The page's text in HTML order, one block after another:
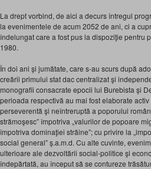
La drept vorbind, de aici a decurs întregul
la evenimentele de acum 2052 de ani, ci a
îndelungat care a fost pus la dispoziţie pentru
1980.
În doi ani şi jumătate, care s-au scurs după
creării primului stat dac centralizat şi
monografii consacrate epocii lui Burebista şi
perioada respectivă au mai fost elaborate
perseverentă şi neîntreruptă a poporului
strămoşesc” împotriva „valurilor de popoare
împotriva dominaţiei străine”; cu privire la
social general” ş.a.m.d. Cu alte cuvinte,
ulterioare ale dezvoltării social-politice şi
îndepărtată, au început să se contureze